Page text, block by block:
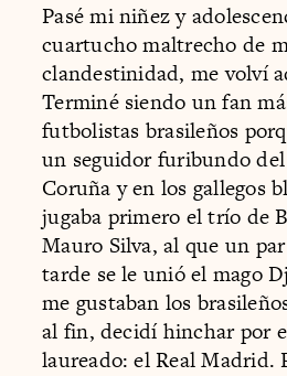
Pasé mi niñez y
cuartucho maltrecho de
clandestinidad, me volví
Terminé siendo un fan
futbolistas brasileños
un seguidor furibundo
Coruña y en los gallegos
jugaba primero el trío de
Mauro Silva, al que un
tarde se le unió el mago
me gustaban los
al fin, decidí hinchar por
laureado: el Real Madrid.